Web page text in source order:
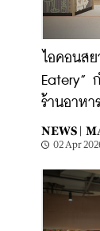
ไอคอนส
Eatery”
ร้านอาหา
NEWS |
02 Apr